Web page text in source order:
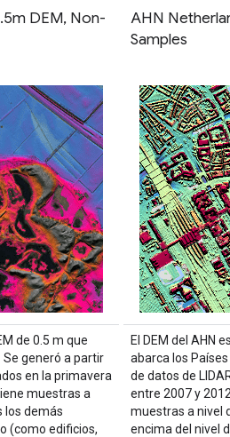
DEM, Non-
de 0.5 m que
Se generó a partir
en la primavera
muestras a
los demás
(como edificios,
AHN
Samples
El DEM del AHN
abarca los
de datos de
entre 2007 y
muestras a nivel
encima del nivel